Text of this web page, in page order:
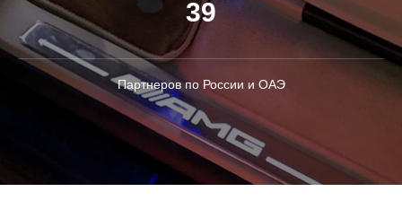
39
Партнеров по России и ОАЭ